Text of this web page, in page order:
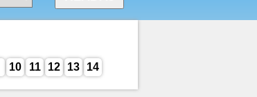
14
13
12
11
10